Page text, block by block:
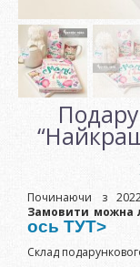
Починаючи з
Замовити можна
ось ТУТ>
Склад